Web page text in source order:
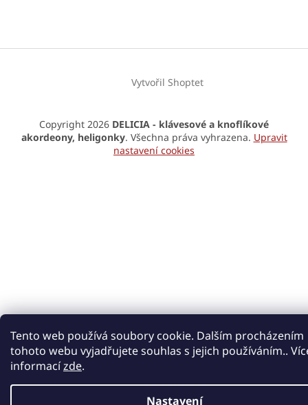
Tento web používá soubory cookie. Dalším procházením
tohoto webu vyjadřujete souhlas s jejich používáním..
informacízde.
Nastavení
Vytvořil Shoptet
Copyright 2026 DELICIA - klávesové a knoflíkové
akordeony, heligonky. Všechna práva vyhrazena. Upravit
nastavení cookies